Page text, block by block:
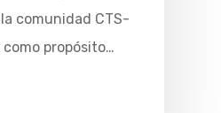
comunidad CTS-
propósito…